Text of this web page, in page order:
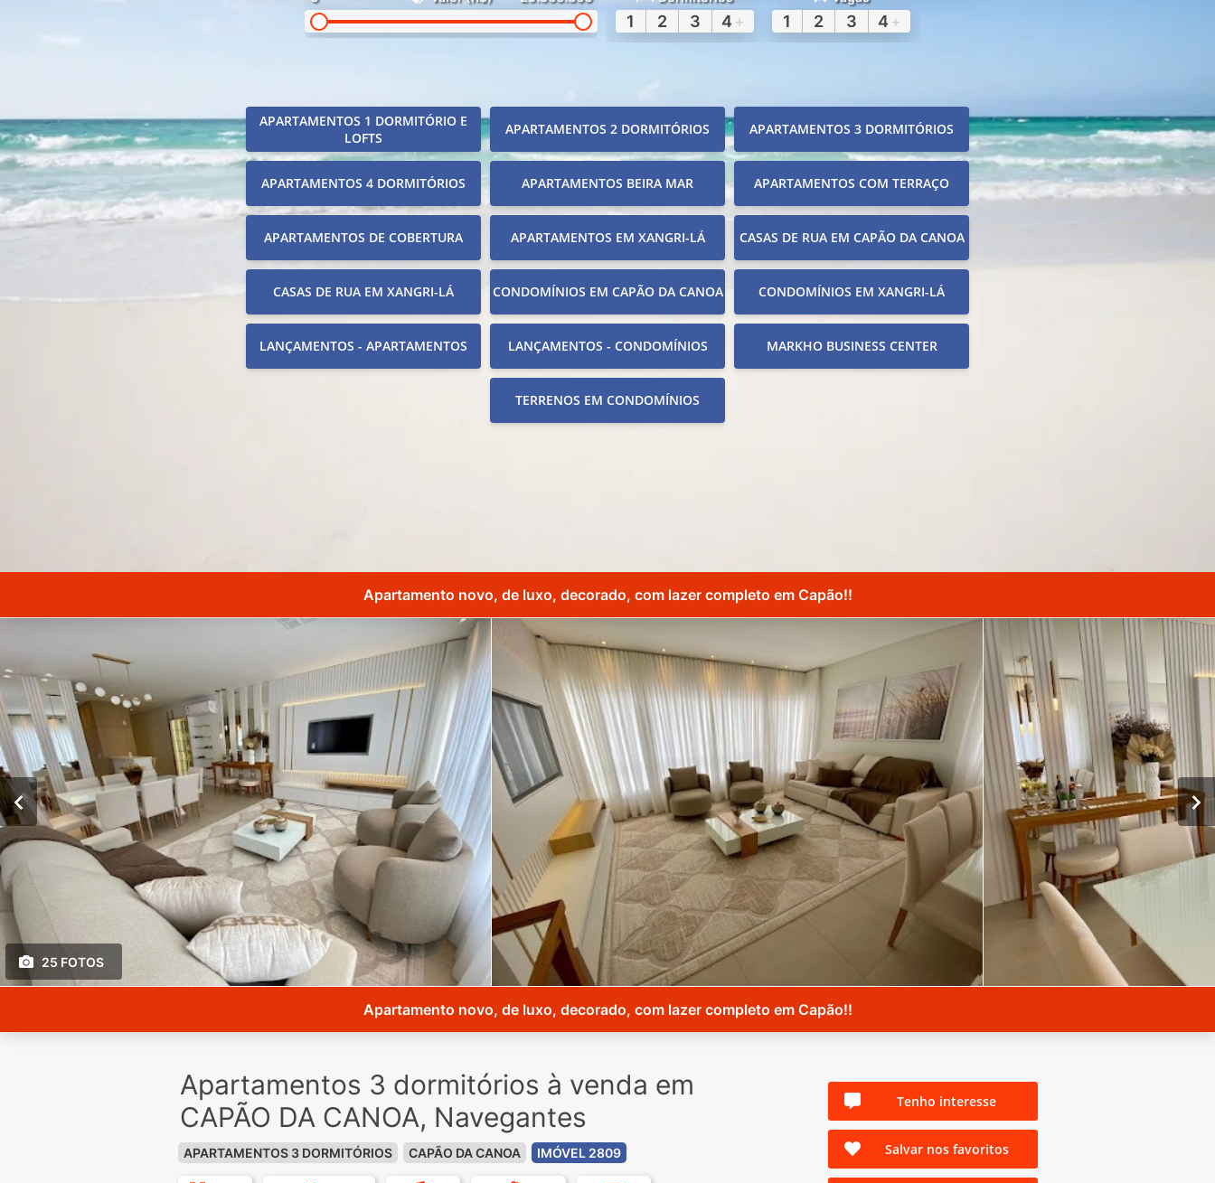
1 2 3 4 + 1 2 3 4 +
APARTAMENTOS 1 DORMITÓRIO E
LOFTS
APARTAMENTOS 2 DORMITÓRIOS APARTAMENTOS 3 DORMITÓRIOS
APARTAMENTOS 4 DORMITÓRIOS APARTAMENTOS BEIRA MAR APARTAMENTOS COM TERRAÇO
APARTAMENTOS DE COBERTURA APARTAMENTOS EM XANGRI-LÁ CASAS DE RUA EM CAPÃO DA CANOA
CASAS DE RUA EM XANGRI-LÁ CONDOMÍNIOS EM CAPÃO DA CANOA CONDOMÍNIOS EM XANGRI-LÁ
LANÇAMENTOS - APARTAMENTOS LANÇAMENTOS - CONDOMÍNIOS MARKHO BUSINESS CENTER
TERRENOS EM CONDOMÍNIOS
Apartamento novo, de luxo, decorado, com lazer completo em Capão!!
25 FOTOS
Apartamento novo, de luxo, decorado, com lazer completo em Capão!!
Apartamentos 3 dormitórios à venda em
CAPÃO DA CANOA, Navegantes
APARTAMENTOS 3 DORMITÓRIOS CAPÃO DA CANOA IMÓVEL 2809
Tenho interesse
Salvar nos favoritos